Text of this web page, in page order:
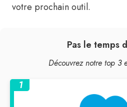
votre prochain outil.
Pas le temps
Découvrez notre top 3
1